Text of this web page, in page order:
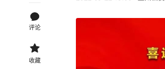
评论
收藏